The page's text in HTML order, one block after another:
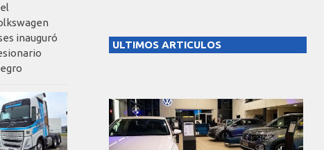
ULTIMOS ARTICULOS
inauguró